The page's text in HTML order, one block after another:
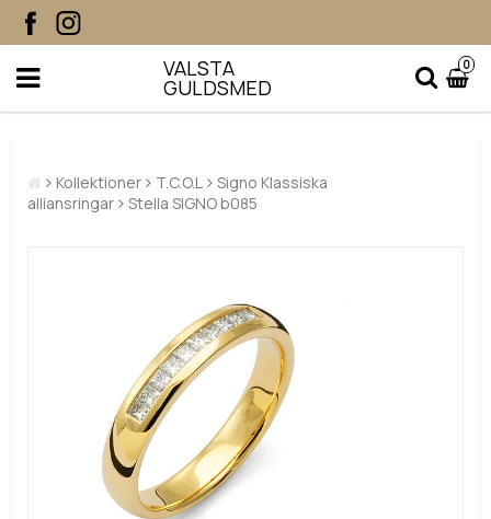
VALSTA
GULDSMED
0
Kollektioner T.C.O.L
Signo Klassiska
alliansringar
Stella SIGNO b085